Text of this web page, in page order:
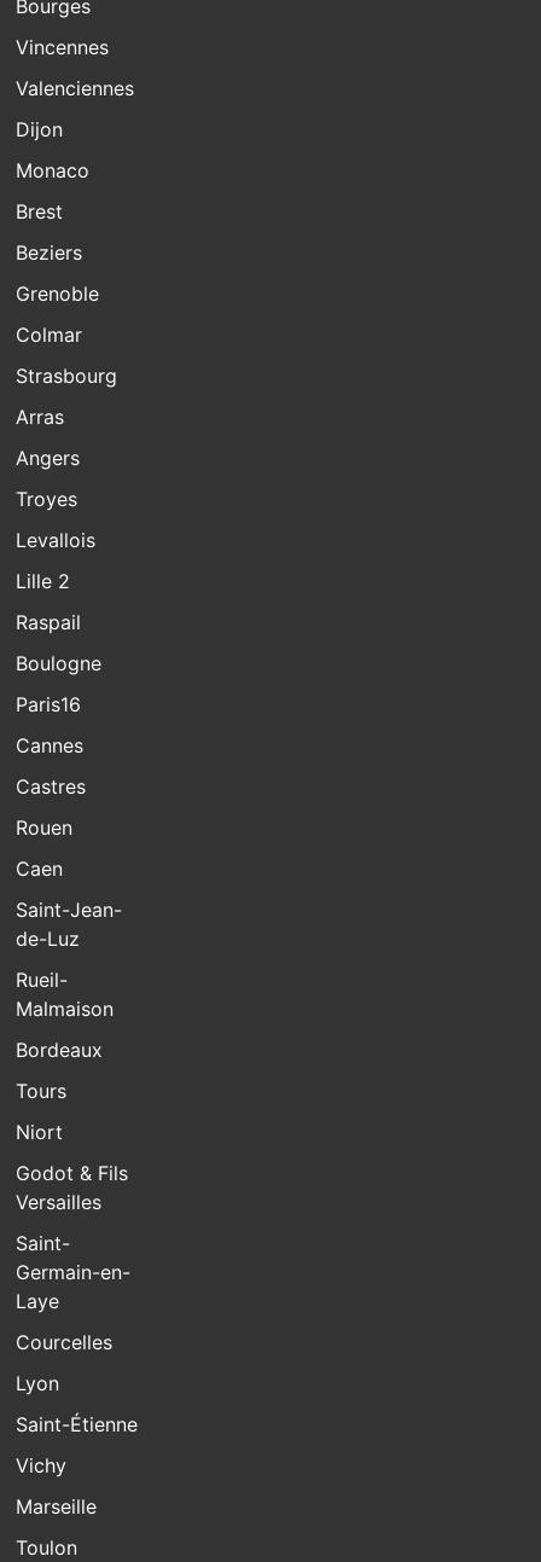
Bourges
Vincennes
Valenciennes
Dijon
Monaco
Brest
Beziers
Grenoble
Colmar
Strasbourg
Arras
Angers
Troyes
Levallois
Lille 2
Raspail
Boulogne
Paris16
Cannes
Castres
Rouen
Caen
Saint-Jean-
de-Luz
Rueil-
Malmaison
Bordeaux
Tours
Niort
Godot & Fils
Versailles
Saint-
Germain-en-
Laye
Courcelles
Lyon
Saint-Étienne
Vichy
Marseille
Toulon